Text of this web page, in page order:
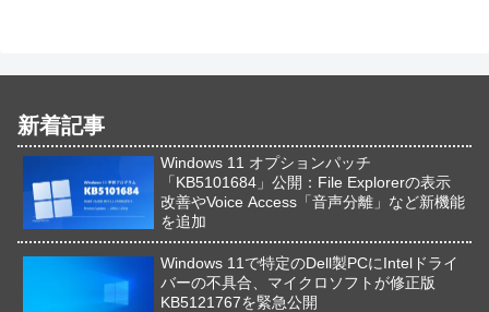
新着記事
Windows 11 オプションパッチ
「KB5101684」公開：File Explorerの表示
改善やVoice Access「音声分離」など新機能
を追加
Windows 11で特定のDell製PCにIntelドライ
バーの不具合、マイクロソフトが修正版
KB5121767を緊急公開